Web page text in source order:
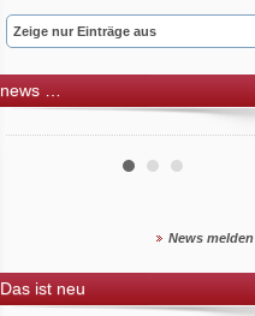
Zeige nur Einträge aus
news …
News melden
Das ist neu